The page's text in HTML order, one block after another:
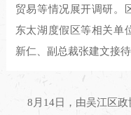
贸易等情况展开调研。
东太湖度假区等相关单
新仁、副总裁张建文接
8月14日，由吴江区